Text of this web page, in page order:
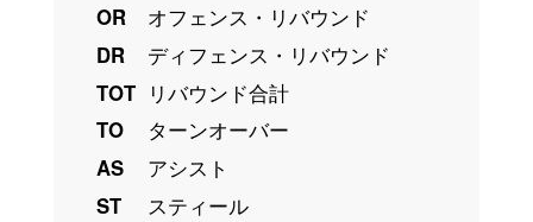
OR
オフェンス・リバウンド
DR
ディフェンス・リバウンド
TOT リバウンド合計
TO
ターンオーバー
AS
アシスト
ST
スティール